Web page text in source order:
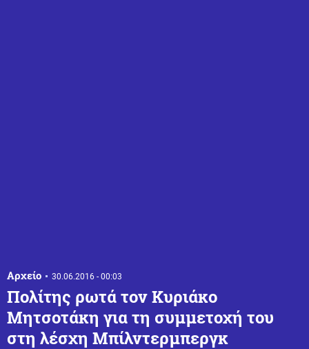
Αρχείο 30.06.2016 - 00:03
Πολίτης ρωτά τον Κυριάκο
Μητσοτάκη για τη συμμετοχή του
στη λέσχη Μπίλντερμπεργκ